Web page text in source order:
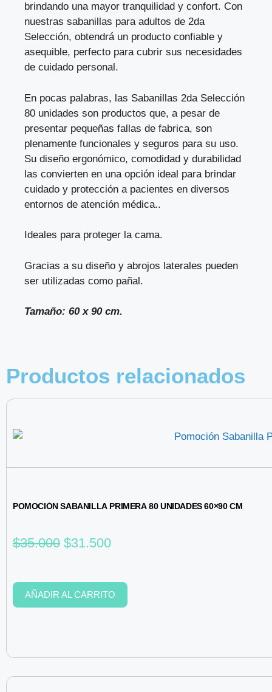
brindando una mayor tranquilidad y confort. Con
nuestras sabanillas para adultos de 2da
Selección, obtendrá un producto confiable y
asequible, perfecto para cubrir sus necesidades
de cuidado personal.
En pocas palabras, las Sabanillas 2da Selección
80 unidades son productos que, a pesar de
presentar pequeñas fallas de fabrica, son
plenamente funcionales y seguros para su uso.
Su diseño ergonómico, comodidad y durabilidad
las convierten en una opción ideal para brindar
cuidado y protección a pacientes en diversos
entornos de atención médica..
Ideales para proteger la cama.
Gracias a su diseño y abrojos laterales pueden
ser utilizadas como pañal.
Tamaño: 60 x 90 cm.
Productos relacionados
POMOCIÓN SABANILLA PRIMERA 80 UNIDADES 60×90 CM
$35.000 $31.500
AÑADIR AL CARRITO